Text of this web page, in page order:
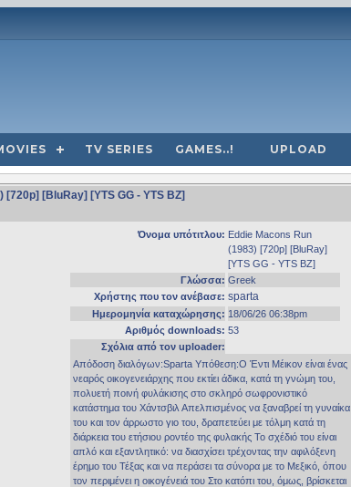
TV SERIES GAMES..! UPLOAD
[BluRay] [YTS GG - YTS BZ]
Όνομα υπότιτλου: Eddie Macons Run
(1983) [720p] [BluRay]
[YTS GG - YTS BZ]
Γλώσσα: Greek
Χρήστης που τον ανέβασε: sparta
Ημερομηνία καταχώρησης: 18/06/26 06:38pm
Αριθμός downloads: 53
Σχόλια από τον uploader:
Απόδοση διαλόγων:Sparta Υπόθεση:Ο Έντι Μέικον είναι ένας
νεαρός οικογενειάρχης που εκτίει άδικα, κατά τη γνώμη του,
πολυετή ποινή φυλάκισης στο σκληρό σωφρονιστικό
κατάστημα του Χάντσβιλ Απελπισμένος να ξαναβρεί τη γυναίκα
του και τον άρρωστο γιο του, δραπετεύει με τόλμη κατά τη
διάρκεια του ετήσιου ροντέο της φυλακής Το σχέδιό του είναι
απλό και εξαντλητικό: να διασχίσει τρέχοντας την αφιλόξενη
έρημο του Τέξας και να περάσει τα σύνορα με το Μεξικό, όπου
τον περιμένει η οικογένειά του Στο κατόπι του, όμως, βρίσκεται